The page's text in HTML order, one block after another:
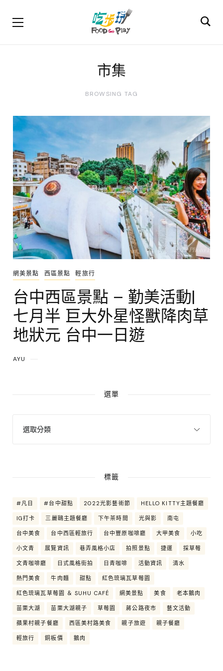
市集
BROWSING TAG
網美景點 西區景點 輕旅行
台中西區景點 – 勤美活動|
七月半 巨大外星怪獸降肉草
地狀元 台中一日遊
AYU
選單
標籤
#凡日 #台中甜點 2022光影藝術節 HELLO KITTY主題餐廳
IG打卡 三麗鷗主題餐廳 下午茶時間 光與影 南屯
台中美食 台中西區輕旅行 台中豐原咖啡廳 大甲美食 小吃
小文青 展覽資訊 巷弄風格小店 拍照景點 捷運 採草莓
文青咖啡廳 日式風格街拍 日青咖啡 活動資訊 清水
熱門美食 牛肉麵 甜點 紅色琉璃瓦草莓園
紅色琉璃瓦草莓園 ＆ SUHU CAFÉ 網美景點 美食 老本鵝肉
苗栗大湖 苗栗大湖親子 草莓園 蔣公路夜市 藝文活動
蘋果村親子餐廳 西區美村路美食 親子旅遊 親子餐廳
輕旅行 銅板價 鵝肉